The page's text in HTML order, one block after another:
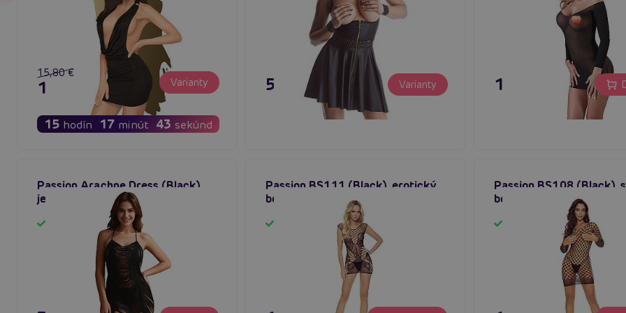
15 hodín 17 minút 42 sekúnd
15,80 €
12,64 € Varianty 59,80 € Varianty 11,80 €
Passion Arachne Dress (Black),
jemné čipkované šaty
Passion BS111 (Black), erotický
bodystocking
Passion BS108 (Black),
bodystocking